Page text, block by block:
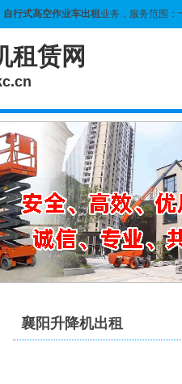
自行式高空作业车出租业务，服务范围：
租赁网
襄阳升降机出租